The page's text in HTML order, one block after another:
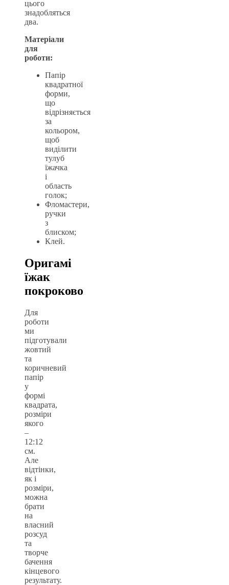
цього
знадобляться
два.
Матеріали
для
роботи:
Папір
квадратної
форми,
що
відрізняється
за
кольором,
щоб
виділити
тулуб
їжачка
і
область
голок;
Фломастери,
ручки
з
блиском;
Клей.
Оригамі
їжак
покроково
Для
роботи
ми
підготували
жовтий
та
коричневий
папір
у
формі
квадрата,
розміри
якого
–
12:12
см.
Але
відтінки,
як і
розміри,
можна
брати
на
власний
розсуд
та
творче
бачення
кінцевого
результату.